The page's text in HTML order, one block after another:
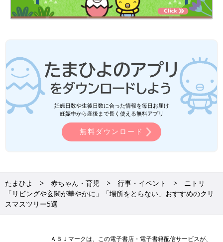
妊娠日数や生後日数に合った情報を毎日お届け
妊娠中から産後まで長く使える無料アプリ
無料ダウンロード
たまひよ 赤ちゃん・育児 行事・イベント
ニトリ
「リビングや玄関が華やかに」「場所をとらない」おすすめのクリ
スマスツリー5選
ＡＢＪマークは、この電子書店・電子書籍配信サービスが、